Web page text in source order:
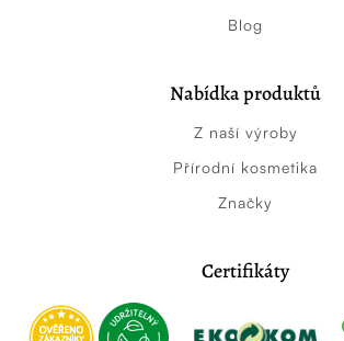
Blog
Nabídka produktů
Z naší výroby
Přírodní kosmetika
Značky
Certifikáty